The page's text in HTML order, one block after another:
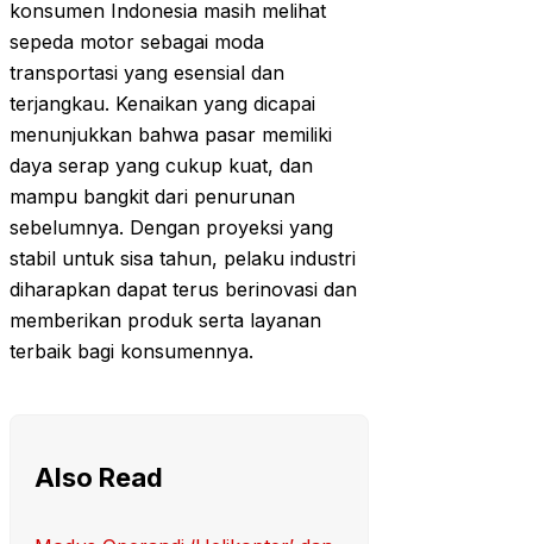
konsumen Indonesia masih melihat
sepeda motor sebagai moda
transportasi yang esensial dan
terjangkau. Kenaikan yang dicapai
menunjukkan bahwa pasar memiliki
daya serap yang cukup kuat, dan
mampu bangkit dari penurunan
sebelumnya. Dengan proyeksi yang
stabil untuk sisa tahun, pelaku industri
diharapkan dapat terus berinovasi dan
memberikan produk serta layanan
terbaik bagi konsumennya.
Also Read